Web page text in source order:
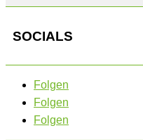
SOCIALS
Folgen
Folgen
Folgen